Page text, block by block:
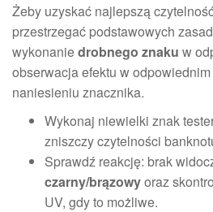
Żeby uzyskać najlepszą
przestrzegać podstawowych
wykonaniedrobnego znaku w
obserwacja efektu w
naniesieniu znacznika.
Wykonaj niewielki znak
zniszczy czytelności
Sprawdź reakcję: brak
czarny/brązowyoraz
UV, gdy to możliwe.